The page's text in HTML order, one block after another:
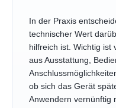
In der Praxis
technischer Wert
hilfreich ist. Wichtig ist
aus Ausstattung,
ob sich das Gerät
Anwendern vernünftig